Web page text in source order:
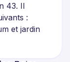
43. Il
:
et jardin